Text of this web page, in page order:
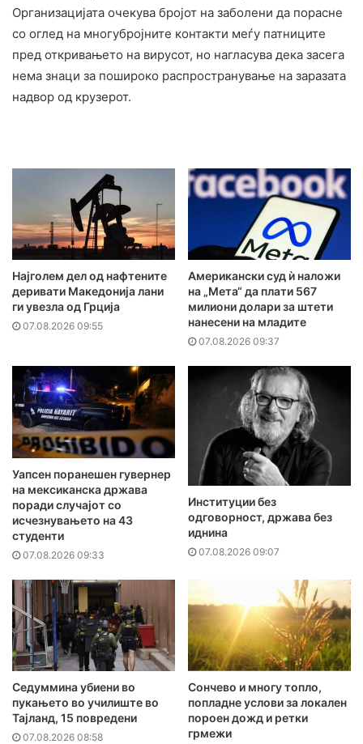
Организацијата очекува бројот на заболени да порасне
со оглед на многубројните контакти меѓу патниците
пред откривањето на вирусот, но нагласува дека засега
нема знаци за пошироко распространување на заразата
надвор од крузерот.
Најголем дел од нафтените
деривати Македонија лани
ги увезла од Грција
07.08.2026 09:55
Американски суд ѝ наложи
на „Мета“ да плати 567
милиони долари за штети
нанесени на младите
07.08.2026 09:37
Уапсен поранешен гувернер
на мексиканска држава
поради случајот со
исчезнувањето на 43
студенти
07.08.2026 09:33
Институции без
одговорност, држава без
иднина
07.08.2026 09:07
Седуммина убиени во
пукањето во училиште во
Тајланд, 15 повредени
07.08.2026 08:58
Сончево и многу топло,
попладне услови за локален
пороен дожд и ретки
грмежи